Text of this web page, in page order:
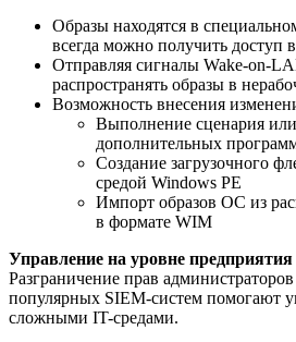
Образы находятся в
всегда можно получить доступ
Отправляя сигналы Wake-on-
распространять образы в
Возможность внесения
Выполнение сценария или
дополнительных
Создание загрузочного
средой Windows PE
Импорт образов ОС из
в формате WIM
Управление на уровне предприятия
Разграничение прав
популярных SIEM-систем помогают
сложными IT-средами.